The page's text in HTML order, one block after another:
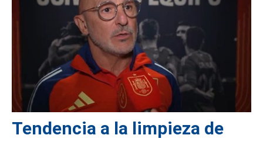
Tendencia a la limpieza de